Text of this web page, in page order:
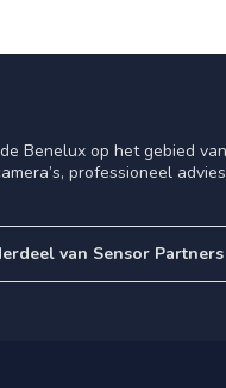
Benelux op het gebied
professioneel
van Sensor Partners